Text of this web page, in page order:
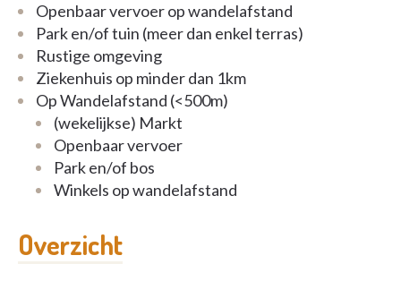
Openbaar vervoer op wandelafstand
Park en/of tuin (meer dan enkel terras)
Rustige omgeving
Ziekenhuis op minder dan 1km
Op Wandelafstand (<500m)
(wekelijkse) Markt
Openbaar vervoer
Park en/of bos
Winkels op wandelafstand
Overzicht